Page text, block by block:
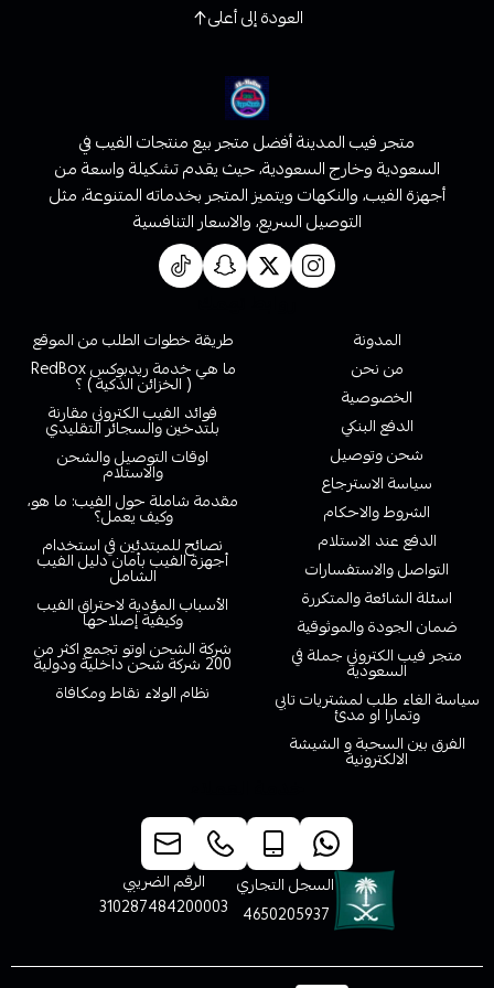
العودة إلى أعلى
متجر فيب المدينة أفضل متجر بيع منتجات الفيب في
السعودية وخارج السعودية، حيث يقدم تشكيلة واسعة من
أجهزة الفيب، والنكهات ويتميز المتجر بخدماته المتنوعة، مثل
التوصيل السريع، والاسعار التنافسية
المدونة
من نحن
الخصوصية
الدفع البنكي
شحن وتوصيل
سياسة الاسترجاع
الشروط والاحكام
الدفع عند الاستلام
التواصل والاستفسارات
اسئلة الشائعة والمتكررة
ضمان الجودة والموثوقية
متجر فيب الكتروني جملة في
السعودية
سياسة الغاء طلب لمشتريات تابي
وتمارا او مدئ
الفرق بين السحبة و الشيشة
الالكترونية
طريقة خطوات الطلب من الموقع
ما هي خدمة ريدبوكس RedBox
( الخزائن الذكية ) ؟
فوائد الفيب الكتروني مقارنة
بلتدخين والسجائر التقليدي
اوقات التوصيل والشحن
والاستلام
مقدمة شاملة حول الفيب: ما هو،
وكيف يعمل؟
نصائح للمبتدئين في استخدام
أجهزة الفيب بأمان دليل الفيب
الشامل
الأسباب المؤدية لاحتراق الفيب
وكيفية إصلاحها
شركة الشحن اوتو تجمع اكثر من
200 شركة شحن داخلية ودولية
نظام الولاء نقاط ومكافاة
السجل التجاري
4650205937
الرقم الضريبي
310287484200003